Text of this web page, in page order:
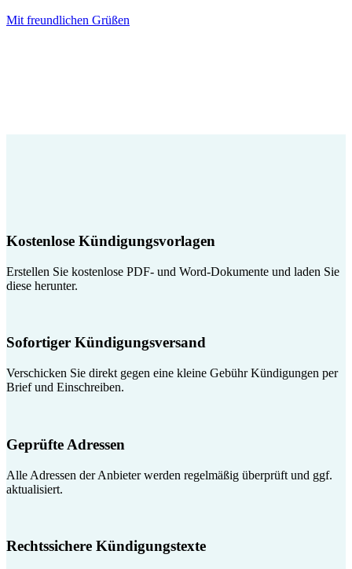
Mit freundlichen Grüßen
Kostenlose Kündigungsvorlagen
Erstellen Sie kostenlose PDF- und Word-Dokumente und laden Sie
diese herunter.
Sofortiger Kündigungsversand
Verschicken Sie direkt gegen eine kleine Gebühr Kündigungen per
Brief und Einschreiben.
Geprüfte Adressen
Alle Adressen der Anbieter werden regelmäßig überprüft und ggf.
aktualisiert.
Rechtssichere Kündigungstexte